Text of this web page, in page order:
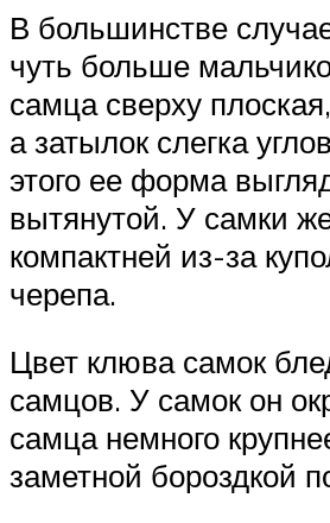
В большинстве
чуть больше
самца сверху
а затылок слегка
этого ее форма
вытянутой. У самки
компактней из-за
черепа.
Цвет клюва самок
самцов. У самок он
самца немного
заметной бороздкой